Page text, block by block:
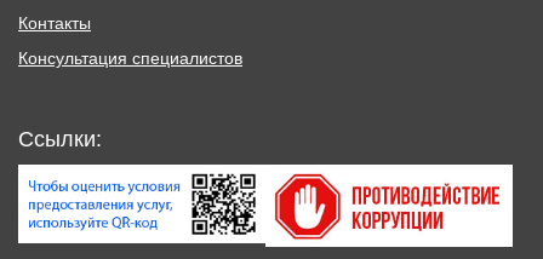
Контакты
Консультация специалистов
Ссылки: